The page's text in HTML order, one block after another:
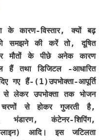
के कारण-विस्तार, क्यों बढ़
समझने की करें तो, दूषित
मौतों के पीछे अनेक कारण
हैं तथा डिजिटल -आधारित
गए हैं-(1)उपभोक्ता-आपूर्ति
से लेकर उपभोक्ता तक भोजन
से होकर गुजरती है,
कंटेनर-शिपिंग,
आदि। इस जटिलता